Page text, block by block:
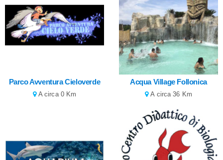
Parco Avventura Cieloverde
A circa 0 Km
Acqua Village Follonica
A circa 36 Km